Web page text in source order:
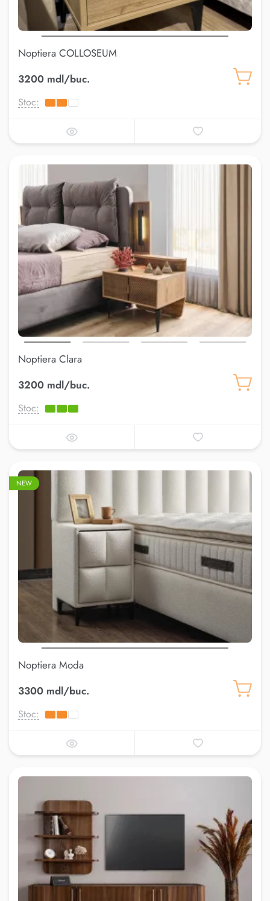
Noptiera COLLOSEUM
3200 mdl/buc.
Stoc:
Noptiera Clara
3200 mdl/buc.
Stoc:
NEW
Noptiera Moda
3300 mdl/buc.
Stoc: